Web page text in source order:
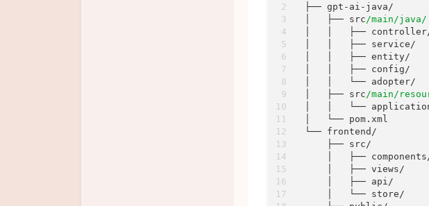
├── gpt-ai-
│   ├── src /main/java/
│   │   ├──
│   │   ├──
│   │   ├──
│   │   ├──
│   │   └──
│   ├── src /main/
│   │   └──
│   └──
└──
    ├── src/
│   ├──
│   ├──
│   ├──
│   └──